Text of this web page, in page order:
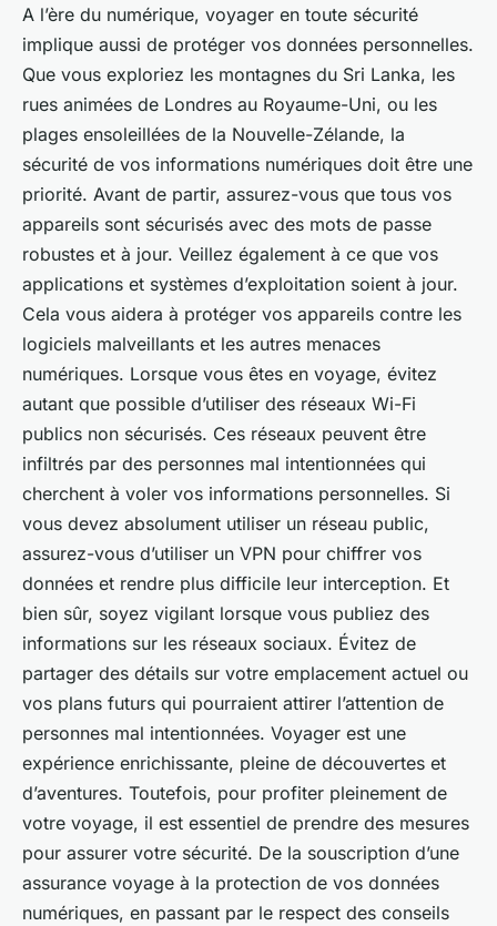
A l’ère du numérique, voyager en toute sécurité
implique aussi de protéger vos données personnelles.
Que vous exploriez les montagnes du Sri Lanka, les
rues animées de Londres au Royaume-Uni, ou les
plages ensoleillées de la Nouvelle-Zélande, la
sécurité de vos informations numériques doit être une
priorité. Avant de partir, assurez-vous que tous vos
appareils sont sécurisés avec des mots de passe
robustes et à jour. Veillez également à ce que vos
applications et systèmes d’exploitation soient à jour.
Cela vous aidera à protéger vos appareils contre les
logiciels malveillants et les autres menaces
numériques. Lorsque vous êtes en voyage, évitez
autant que possible d’utiliser des réseaux Wi-Fi
publics non sécurisés. Ces réseaux peuvent être
infiltrés par des personnes mal intentionnées qui
cherchent à voler vos informations personnelles. Si
vous devez absolument utiliser un réseau public,
assurez-vous d’utiliser un VPN pour chiffrer vos
données et rendre plus difficile leur interception. Et
bien sûr, soyez vigilant lorsque vous publiez des
informations sur les réseaux sociaux. Évitez de
partager des détails sur votre emplacement actuel ou
vos plans futurs qui pourraient attirer l’attention de
personnes mal intentionnées. Voyager est une
expérience enrichissante, pleine de découvertes et
d’aventures. Toutefois, pour profiter pleinement de
votre voyage, il est essentiel de prendre des mesures
pour assurer votre sécurité. De la souscription d’une
assurance voyage à la protection de vos données
numériques, en passant par le respect des conseils